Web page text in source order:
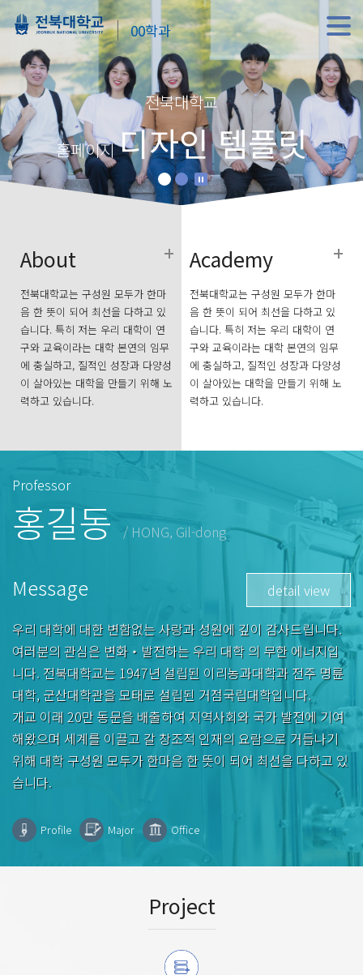
00학과
전북대학교
홈페이지디자인 템플릿
About
전북대학교는 구성원 모두가 한마
음 한 뜻이 되어 최선을 다하고 있
습니다. 특히 저는 우리 대학이 연
구와 교육이라는 대학 본연의 임무
에 충실하고, 질적인 성장과 다양성
이 살아있는 대학을 만들기 위해 노
력하고 있습니다.
Academy
전북대학교는 구성원 모두가 한마
음 한 뜻이 되어 최선을 다하고 있
습니다. 특히 저는 우리 대학이 연
구와 교육이라는 대학 본연의 임무
에 충실하고, 질적인 성장과 다양성
이 살아있는 대학을 만들기 위해 노
력하고 있습니다.
Professor
홍길동 / HONG, Gil-dong
Message
우리 대학에 대한 변함없는 사랑과 성원에 깊이 감사드립니다.
여러분의 관심은 변화‧발전하는 우리 대학 의 무한 에너지입
니다. 전북대학교는 1947년 설립된 이리농과대학과 전주 명륜
대학, 군산대학관을 모태로 설립된 거점국립대학입니다.
개교 이래 20만 동문을 배출하여 지역사회와 국가 발전에 기여
해왔으며 세계를 이끌고 갈 창조적 인재의 요람으로 거듭나기
위해 대학 구성원 모두가 한마음 한 뜻이 되어 최선을 다하고 있
습니다.
detail view
Profile Major Office
Project